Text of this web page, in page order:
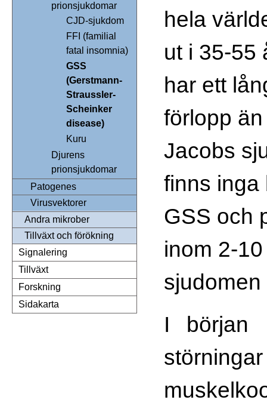
prionsjukdomar
CJD-sjukdom
FFI (familial
fatal insomnia)
GSS
(Gerstmann-
Straussler-
Scheinker
disease)
Kuru
Djurens
prionsjukdomar
Patogenes
Virusvektorer
Andra mikrober
Tillväxt och förökning
Signalering
Tillväxt
Forskning
Sidakarta
hela
ut i 35-55
har ett
förlopp
Jacobs
finns inga
GSS och
inom 2-
I början